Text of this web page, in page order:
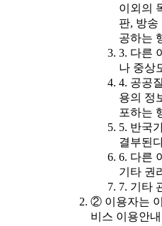
이외의
판, 방송
공하는
3. 다른
나 중상
4. 공공
용의 정
포하는
5. 반국
결부된
6. 다른
기타 권
7. 기타
② 이용자는
비스 이용안